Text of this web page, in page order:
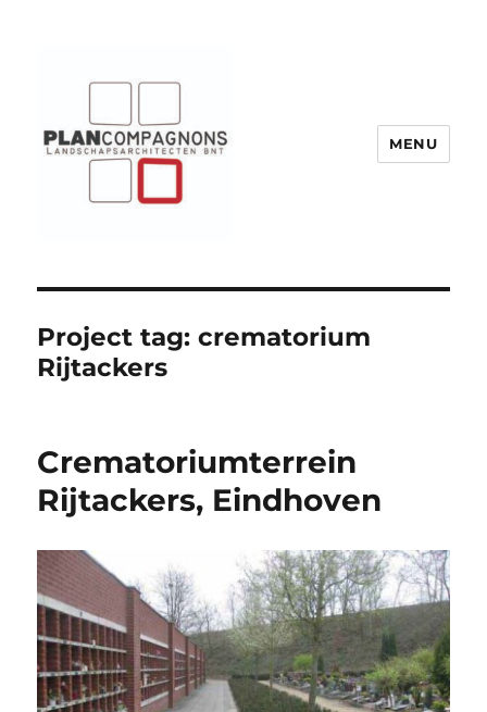
MENU
Project tag:crematorium
Rijtackers
Crematoriumterrein
Rijtackers, Eindhoven